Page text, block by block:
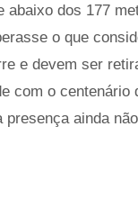
abaixo dos 177
o que
e devem ser
com o
ainda